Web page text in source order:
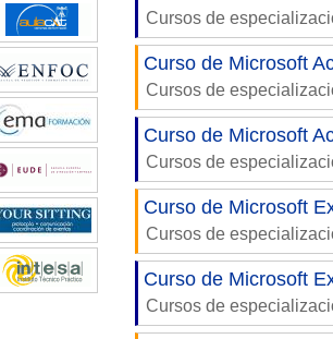
Cursos de
Curso de Microsoft
Cursos de
Curso de Microsoft
Cursos de
Curso de Microsoft
Cursos de
Curso de Microsoft
Cursos de